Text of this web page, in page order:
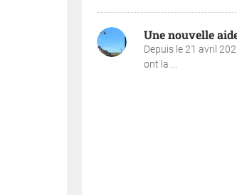
Une nouvelle
Depuis le 21 avril
ont la ...